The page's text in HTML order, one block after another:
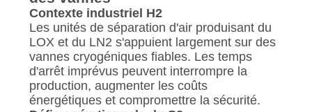
Contexte industriel H2
Les unités de séparation d'air produisant du
LOX et du LN2 s'appuient largement sur des
vannes cryogéniques fiables. Les temps
d'arrêt imprévus peuvent interrompre la
production, augmenter les coûts
énergétiques et compromettre la sécurité.